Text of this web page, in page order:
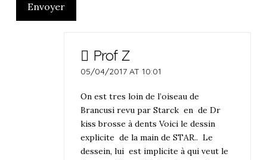
Envoyer
Prof Z
05/04/2017 AT 10:01
On est tres loin de l’oiseau de
Brancusi revu par Starck en de Dr
kiss brosse à dents Voici le dessin
explicite de la main de STAR.. Le
dessein, lui est implicite à qui veut le